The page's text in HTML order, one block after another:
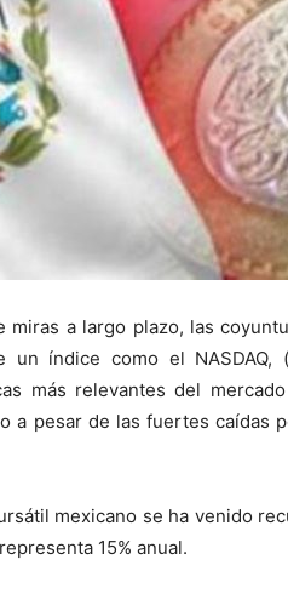
a largo plazo, las
un índice como el NASDAQ,
más relevantes del
a pesar de las fuertes caídas
mexicano se ha venido
15% anual.